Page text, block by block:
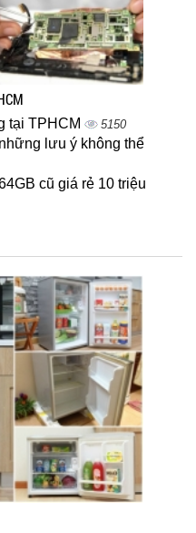
tại TPHCM 5150
lưu ý không thể
cũ giá rẻ 10 triệu